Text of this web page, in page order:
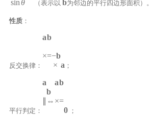
sinθ （表示以 b为邻边的平行四边形面积）。
性质：
反交换律：
a
×
b
=−b
× a；
平行判定：
a
b
⇔
a
×
b
=
0；